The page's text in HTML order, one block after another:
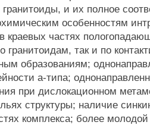
и их полное
особенностям
краевых частях
гранитоидам, так и по
образованиям;
а-типа;
при дислокационном
структуры; наличие
комплекса; более молодой